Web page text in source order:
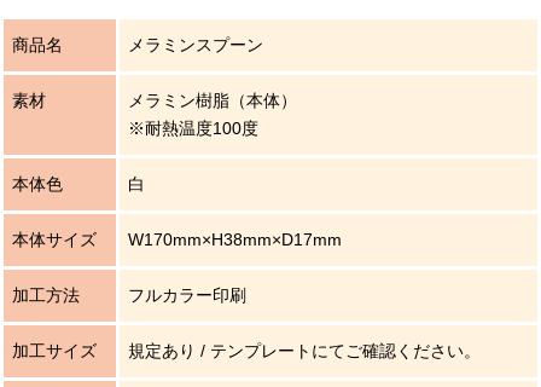
商品名 メラミンスプーン
素材
メラミン樹脂（本体）
※耐熱温度100度
本体色 白
本体サイズ W170mm×H38mm×D17mm
加工方法 フルカラー印刷
加工サイズ 規定あり / テンプレートにてご確認ください。